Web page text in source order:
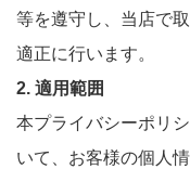
等を遵守し、当店で
適正に行います。
2. 適用範囲
本プライバシーポリ
いて、お客様の個人